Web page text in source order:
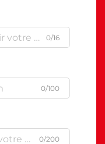
0/16
0/100
0/200